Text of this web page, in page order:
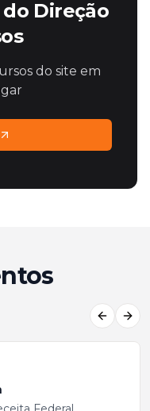
Direção
do site em